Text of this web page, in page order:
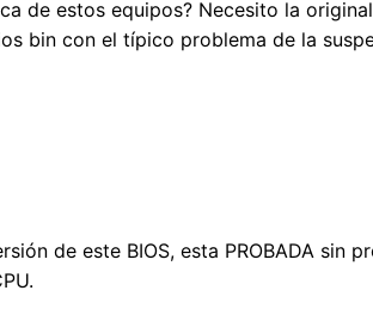
de estos equipos? Necesito la
bin con el típico problema de la
de este BIOS, esta PROBADA sin